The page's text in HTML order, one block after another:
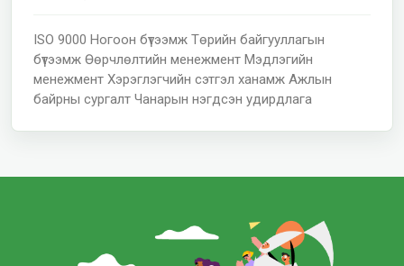
ISO 9000 Ногоон бүтээмж Төрийн байгууллагын
бүтээмж Өөрчлөлтийн менежмент Мэдлэгийн
менежмент Хэрэглэгчийн сэтгэл ханамж Ажлын
байрны сургалт Чанарын нэгдсэн удирдлага